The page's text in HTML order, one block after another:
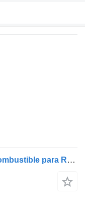
372002 otra pieza del sistema de combustible para Renault PREMIUM 420 camión